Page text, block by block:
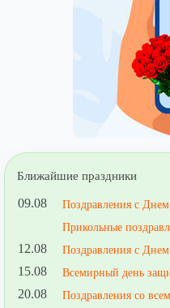
Ближайшие праздники
09.08
Поздравления с Днем
Прикольные
12.08 Поздравления с
15.08 Всемирный день
20.08 Поздравления со